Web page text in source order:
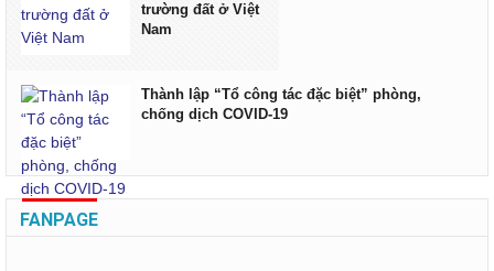
trường đất ở Việt
Nam
Thành lập “Tổ công tác đặc biệt” phòng,
chống dịch COVID-19
FANPAGE